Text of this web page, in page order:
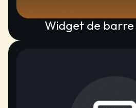
Widget de barre